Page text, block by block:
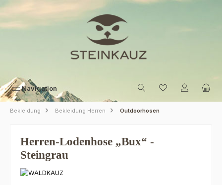
Zum Hauptinhalt springen
Navigation
Bekleidung Bekleidung Herren Outdoorhosen
Herren-Lodenhose „Bux“ -
Steingrau